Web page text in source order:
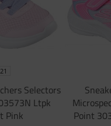
21
Selectors
Ltpk
Pink
Point